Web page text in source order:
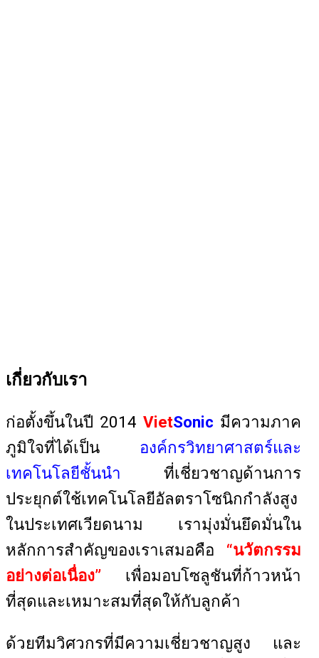
เกี่ยวกับเรา
ก่อตั้งขึ้นในปี 2014 VietSonic มีความภาค
ภูมิใจที่ได้เป็น องค์กรวิทยาศาสตร์และ
เทคโนโลยีชั้นนำ ที่เชี่ยวชาญด้านการ
ประยุกต์ใช้เทคโนโลยีอัลตราโซนิกกำลังสูง
ในประเทศเวียดนาม เรามุ่งมั่นยึดมั่นใน
หลักการสำคัญของเราเสมอคือ “นวัตกรรม
อย่างต่อเนื่อง” เพื่อมอบโซลูชันที่ก้าวหน้า
ที่สุดและเหมาะสมที่สุดให้กับลูกค้า
ด้วยทีมวิศวกรที่มีความเชี่ยวชาญสูง และ